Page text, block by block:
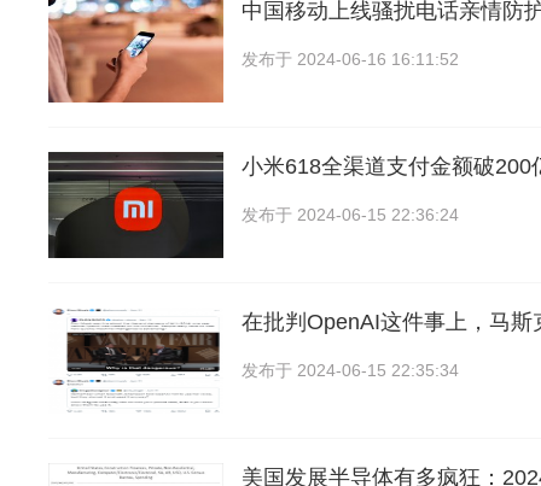
中国移动上线骚扰电话亲情防
发布于 2024-06-16 16:11:52
小米618全渠道支付金额破200
发布于 2024-06-15 22:36:24
在批判OpenAI这件事上，马斯
发布于 2024-06-15 22:35:34
美国发展半导体有多疯狂：